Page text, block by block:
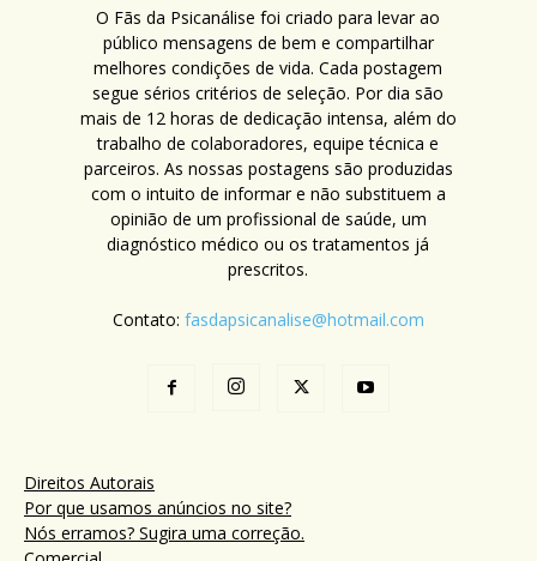
O Fãs da Psicanálise foi criado para levar ao
público mensagens de bem e compartilhar
melhores condições de vida. Cada postagem
segue sérios critérios de seleção. Por dia são
mais de 12 horas de dedicação intensa, além do
trabalho de colaboradores, equipe técnica e
parceiros. As nossas postagens são produzidas
com o intuito de informar e não substituem a
opinião de um profissional de saúde, um
diagnóstico médico ou os tratamentos já
prescritos.
Contato: fasdapsicanalise@hotmail.com
Direitos Autorais
Por que usamos anúncios no site?
Nós erramos? Sugira uma correção.